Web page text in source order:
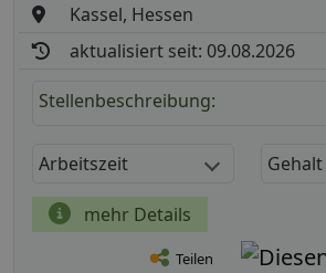
Kassel, Hessen
aktualisiert seit: 09.08.2026
Stellenbeschreibung:
Arbeitszeit Gehalt
mehr Details
Teilen